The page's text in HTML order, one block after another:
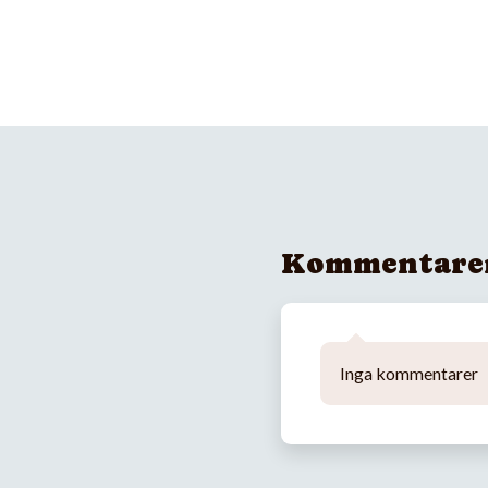
Inga kommentarer